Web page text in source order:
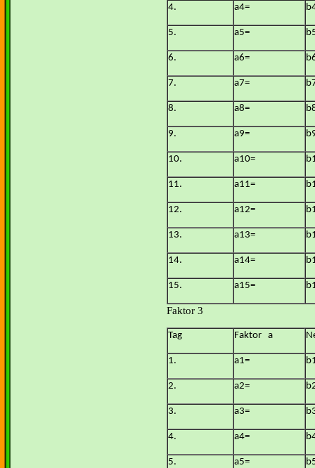
4. a4=
5. a5=
6. a6=
7. a7=
8. a8=
9. a9=
10. a10=
11. a11=
12. a12=
13. a13=
14. a14=
15. a15=
Faktor 3
Tag Faktor a
1. a1=
2. a2=
3. a3=
4. a4=
5. a5=